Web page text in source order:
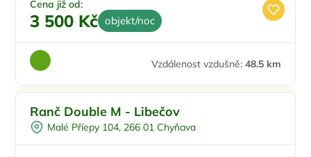
Cena již od:
3 500 Kč objekt/noc
Vzdálenost vzdušně: 48.5 km
Pro skupiny
Vyjížďky na koních
Ranč Double M - Libečov
Malé Příepy 104, 266 01 Chyňava